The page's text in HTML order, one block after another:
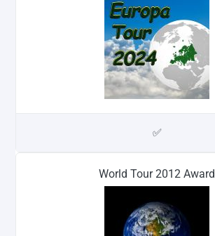
✅
World Tour 2012 Award